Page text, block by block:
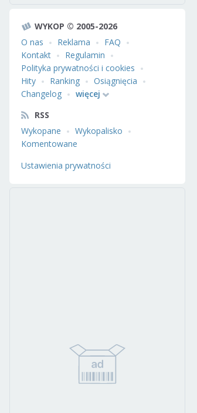
WYKOP © 2005-2026
O nas
Reklama
FAQ
Kontakt
Regulamin
Polityka prywatności i cookies
Hity
Ranking
Osiągnięcia
Changelog
więcej
RSS
Wykopane
Wykopalisko
Komentowane
Ustawienia prywatności